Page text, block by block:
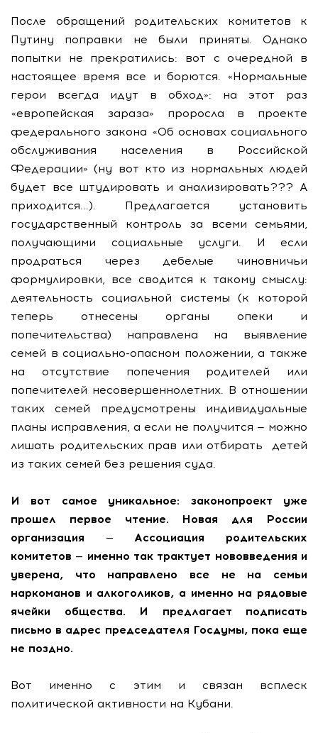
После обращений родительских комитетов к
Путину поправки не были приняты. Однако
попытки не прекратились: вот с очередной в
настоящее время все и борются. «Нормальные
герои всегда идут в обход»: на этот раз
«европейская зараза» проросла в проекте
федерального закона «Об основах социального
обслуживания населения в Российской
Федерации» (ну вот кто из нормальных людей
будет все штудировать и анализировать??? А
приходится...). Предлагается установить
государственный контроль за всеми семьями,
получающими социальные услуги. И если
продраться через дебелые чиновничьи
формулировки, все сводится к такому смыслу:
деятельность социальной системы (к которой
теперь отнесены органы опеки и
попечительства) направлена на выявление
семей в социально-опасном положении, а также
на отсутствие попечения родителей или
попечителей несовершеннолетних. В отношении
таких семей предусмотрены индивидуальные
планы исправления, а если не получится — можно
лишать родительских прав или отбирать детей
из таких семей без решения суда.
И вот самое уникальное: законопроект уже
прошел первое чтение. Новая для России
организация — Ассоциация родительских
комитетов — именно так трактует нововведения и
уверена, что направлено все не на семьи
наркоманов и алкоголиков, а именно на рядовые
ячейки общества. И предлагает подписать
письмо в адрес председателя Госдумы, пока еще
не поздно.
Вот именно с этим и связан всплеск
политической активности на Кубани.